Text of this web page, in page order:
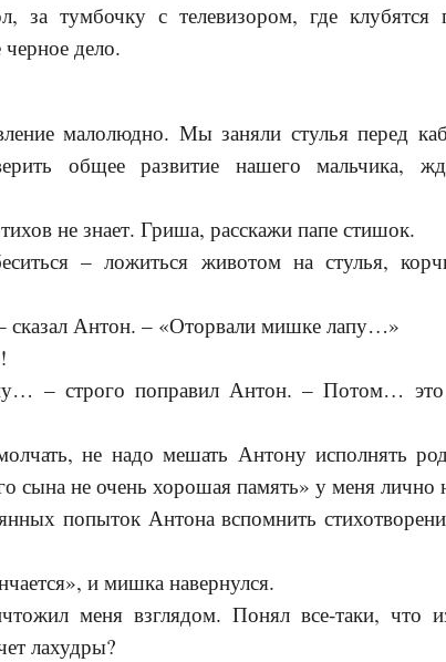
за тумбочку с телевизором, где
черное дело.
малолюдно. Мы заняли стулья перед
общее развитие нашего мальчика,
не знает. Гриша, расскажи папе стишок.
– ложиться животом на стулья,
сказал Антон. – «Оторвали мишке лапу…»
– строго поправил Антон. – Потом…
не надо мешать Антону исполнять
сына не очень хорошая память» у меня лично
попыток Антона вспомнить
и мишка навернулся.
меня взглядом. Понял все-таки, что
лахудры?